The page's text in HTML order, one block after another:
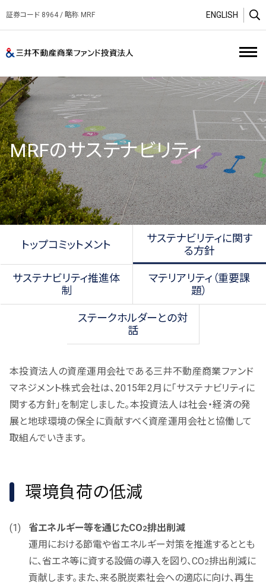
証券コード 8964 / 略称 MRF ENGLISH
MRFのサステナビリティ
トップコミットメント
サステナビリティに関す
る方針
サステナビリティ推進体
制
マテリアリティ（重要課
題）
ステークホルダーとの対
話
本投資法人の資産運用会社である三井不動産商業ファンド
マネジメント株式会社は、2015年2月に「サステナビリティに
関する方針」を制定しました。本投資法人は社会・経済の発
展と地球環境の保全に貢献すべく資産運用会社と協働して
取組んでいきます。
環境負荷の低減
省エネルギー等を通じたCO2排出削減
運用における節電や省エネルギー対策を推進するととも
に、省エネ等に資する設備の導入を図り、CO2排出削減に
貢献します。また、来る脱炭素社会への適応に向け、再生